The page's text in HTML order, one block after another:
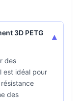
3D PETG
▾
des
est idéal pour
des